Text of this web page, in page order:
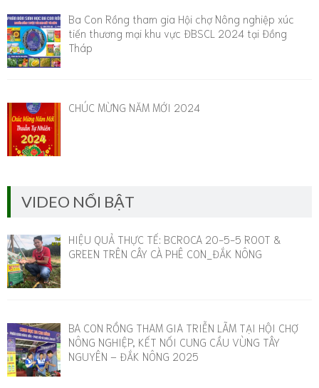
Ba Con Rồng tham gia Hội chợ Nông nghiệp xúc
tiến thương mại khu vực ĐBSCL 2024 tại Đồng
Tháp
CHÚC MỪNG NĂM MỚI 2024
VIDEO NỔI BẬT
HIỆU QUẢ THỰC TẾ: BCROCA 20-5-5 ROOT &
GREEN TRÊN CÂY CÀ PHÊ CON_ĐẮK NÔNG
BA CON RỒNG THAM GIA TRIỄN LÃM TẠI HỘI CHỢ
NÔNG NGHIỆP, KẾT NỐI CUNG CẦU VÙNG TÂY
NGUYÊN – ĐẮK NÔNG 2025